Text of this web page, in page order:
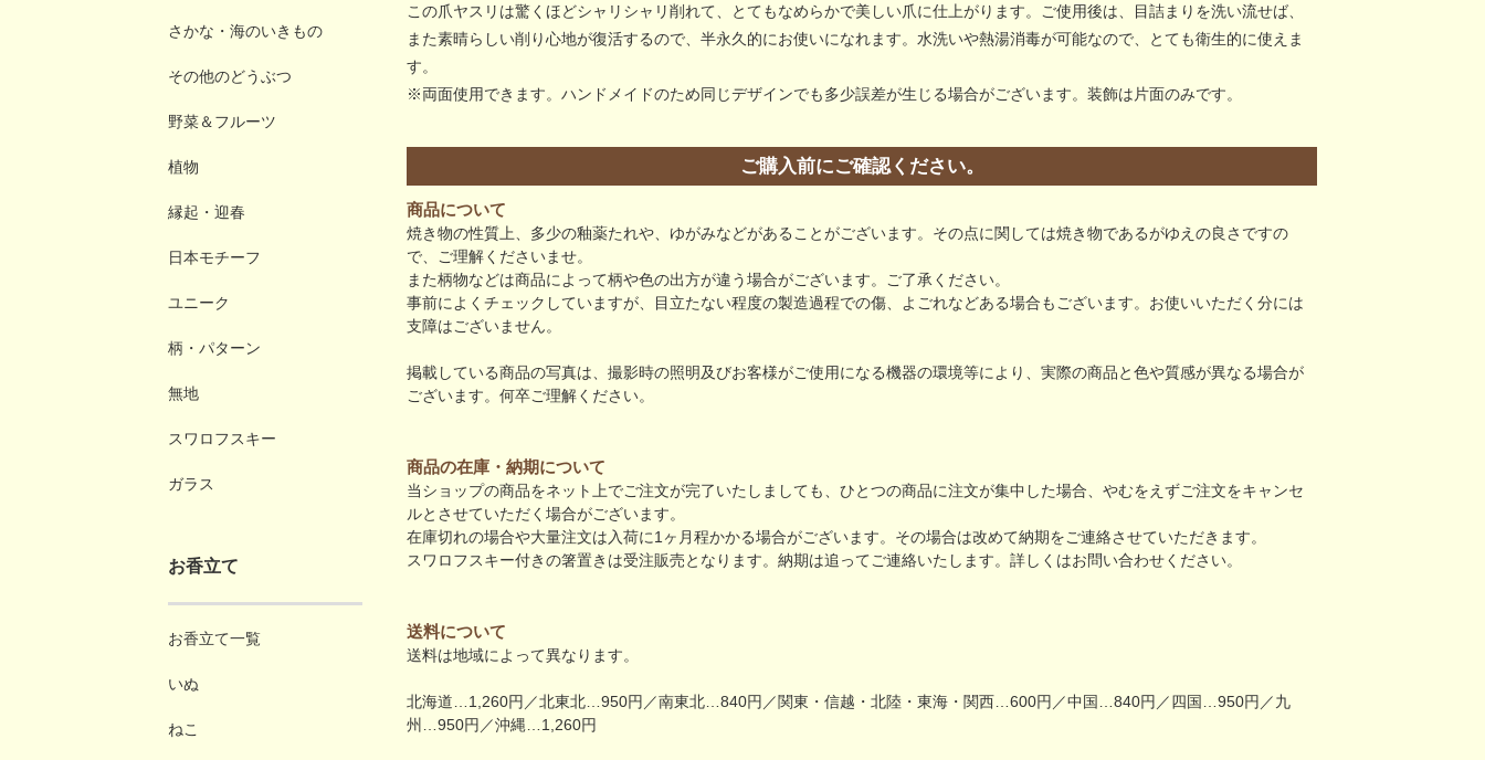
さかな・海のいきもの
その他のどうぶつ
野菜＆フルーツ
植物
縁起・迎春
日本モチーフ
ユニーク
柄・パターン
無地
スワロフスキー
ガラス
お香立て
お香立て一覧
いぬ
ねこ
この爪ヤスリは驚くほどシャリシャリ削れて、とてもなめらかで美しい爪に仕上がります。ご使用後は、目詰まりを洗い流せば、
また素晴らしい削り心地が復活するので、半永久的にお使いになれます。水洗いや熱湯消毒が可能なので、とても衛生的に使えま
す。
※両面使用できます。ハンドメイドのため同じデザインでも多少誤差が生じる場合がございます。装飾は片面のみです。
ご購入前にご確認ください。
商品について
焼き物の性質上、多少の釉薬たれや、ゆがみなどがあることがございます。その点に関しては焼き物であるがゆえの良さですの
で、ご理解くださいませ。
また柄物などは商品によって柄や色の出方が違う場合がございます。ご了承ください。
事前によくチェックしていますが、目立たない程度の製造過程での傷、よごれなどある場合もございます。お使いいただく分には
支障はございません。
掲載している商品の写真は、撮影時の照明及びお客様がご使用になる機器の環境等により、実際の商品と色や質感が異なる場合が
ございます。何卒ご理解ください。
商品の在庫・納期について
当ショップの商品をネット上でご注文が完了いたしましても、ひとつの商品に注文が集中した場合、やむをえずご注文をキャンセ
ルとさせていただく場合がございます。
在庫切れの場合や大量注文は入荷に1ヶ月程かかる場合がございます。その場合は改めて納期をご連絡させていただきます。
スワロフスキー付きの箸置きは受注販売となります。納期は追ってご連絡いたします。詳しくはお問い合わせください。
送料について
送料は地域によって異なります。
北海道…1,260円／北東北…950円／南東北…840円／関東・信越・北陸・東海・関西…600円／中国…840円／四国…950円／九
州…950円／沖縄…1,260円